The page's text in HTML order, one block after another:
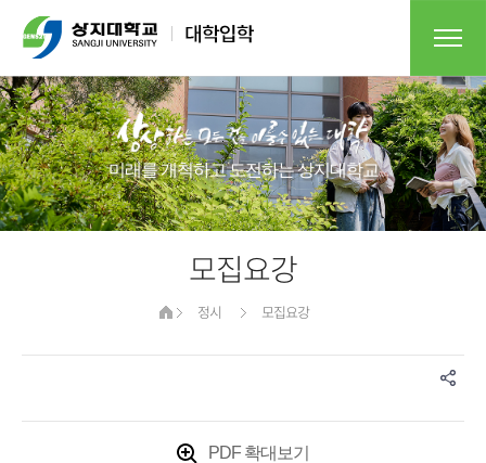
미래를 개척하고 도전하는 상지대학교​
모집요강
정시 모집요강
PDF 확대보기